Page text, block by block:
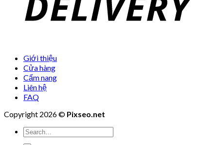
Giới thiệu
Cửa hàng
Cẩm nang
Liên hệ
FAQ
Copyright 2026 © Pixseo.net
Search
for: